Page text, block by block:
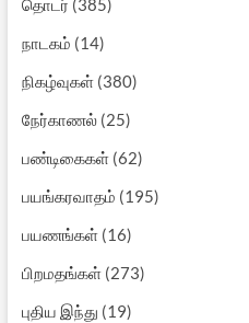
தொடர் (385)
நாடகம் (14)
நிகழ்வுகள்(380)
நேர்காணல்(25)
பண்டிகைகள்(62)
பயங்கரவாதம் (195)
பயணங்கள்(16)
பிறமதங்கள்(273)
புதிய இந்து (19)